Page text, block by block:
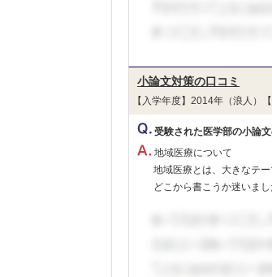
小論文対策の口コミ
【入学年度】2014年（浪人
受験された医学部の小論
地域医療について
地域医療とは、大きなテー
どこから書こうか迷いま